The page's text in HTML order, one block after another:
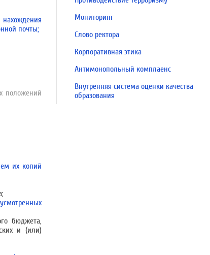
почты;
положений
их копий
бюджета,
и (или)
Мониторинг
Слово ректора
Корпоративная этика
Антимонопольный комплаенс
Внутренняя система оценки качества
образования